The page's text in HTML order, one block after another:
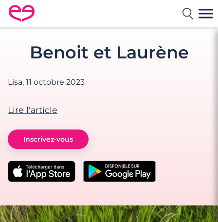
Rencontre en France avec Meetic
Benoit et Laurène
Lisa, 11 octobre 2023
Lire l'article
Inscrivez-vous